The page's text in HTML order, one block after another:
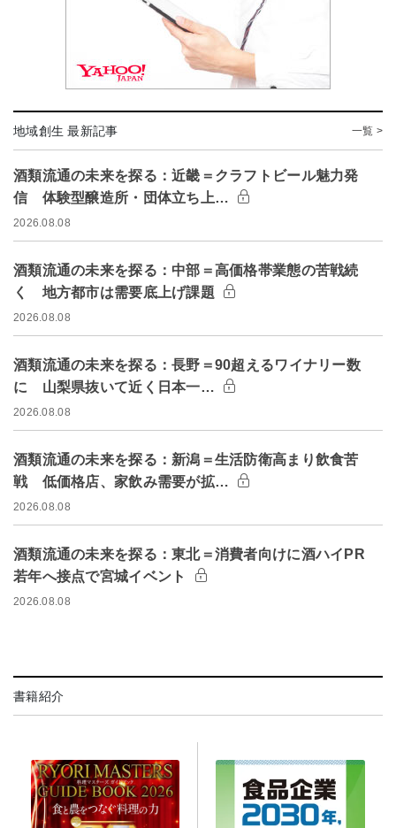
地域創生 最新記事 一覧 >
酒類流通の未来を探る：近畿＝クラフトビール魅力発
信 体験型醸造所・団体立ち上…
2026.08.08
酒類流通の未来を探る：中部＝高価格帯業態の苦戦続
く 地方都市は需要底上げ課題
2026.08.08
酒類流通の未来を探る：長野＝90超えるワイナリー数
に 山梨県抜いて近く日本一…
2026.08.08
酒類流通の未来を探る：新潟＝生活防衛高まり飲食苦
戦 低価格店、家飲み需要が拡…
2026.08.08
酒類流通の未来を探る：東北＝消費者向けに酒ハイPR
若年へ接点で宮城イベント
2026.08.08
書籍紹介